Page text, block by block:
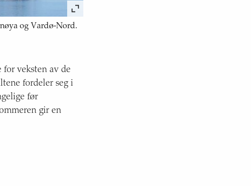
og Vardø-Nord.
veksten av de
fordeler seg i
før
gir en